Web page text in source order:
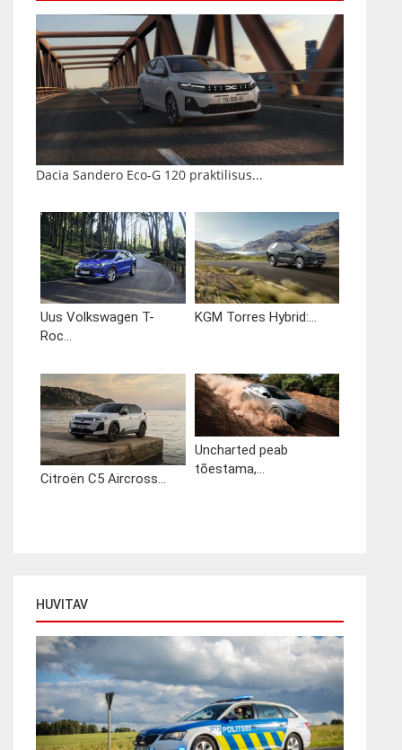
Dacia Sandero Eco-G 120 praktilisus...
Uus Volkswagen T-
Roc...
KGM Torres Hybrid:...
Citroën C5 Aircross...
Uncharted peab
tõestama,...
HUVITAV